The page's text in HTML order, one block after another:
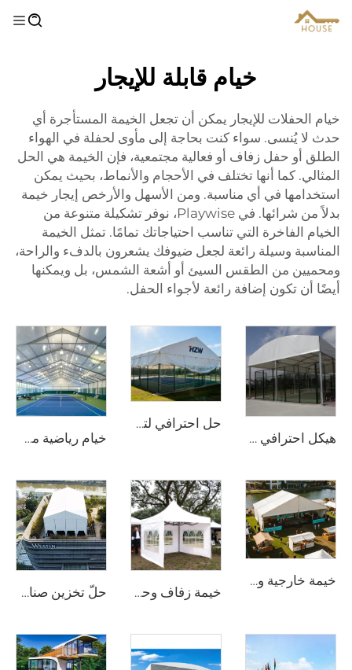
خيام قابلة للإيجار
خيام الحفلات للإيجار يمكن أن تجعل الخيمة المستأجرة أي
حدث لا يُنسى. سواء كنت بحاجة إلى مأوى لحفلة في الهواء
الطلق أو حفل زفاف أو فعالية مجتمعية، فإن الخيمة هي الحل
المثالي. كما أنها تختلف في الأحجام والأنماط، بحيث يمكن
استخدامها في أي مناسبة. ومن الأسهل والأرخص إيجار خيمة
بدلاً من شرائها. في Playwise، نوفر تشكيلة متنوعة من
الخيام الفاخرة التي تناسب احتياجاتك تمامًا. تمثل الخيمة
المناسبة وسيلة رائعة لجعل ضيوفك يشعرون بالدفء والراحة،
ومحميين من الطقس السيئ أو أشعة الشمس، بل ويمكنها
أيضًا أن تكون إضافة رائعة لأجواء الحفل.
هيكل احترافي لملاعب البادل المصنوع من الفولاذ والزجاج | غطاء خيمة رياضية خارجية مقاوم للماء مع غطاء ظلٍّ لمشاريع مرافق التنس
حل احترافي لتغطية ملاعب الرياضة | غطاء صناعي من الألومنيوم لملاعب المنافسات
خيام رياضية مخصصة الحجم وبسعر المصنع | هيكل ألمنيوم للقاعة الرياضية لرياضة البدمinton قابل للتجميع السريع لمواقع تجارية
خيمة خارجية وحدوية ذات نطاق واضح | حلّ هيكل حدث دائم أو مؤقت
خيمة زفاف وحدوية ذات نطاق واضح | خيمة حدث فاخرة مقاومة للماء مصنوعة من البولي فينيل كلورايد (PVC) لتجمعات كبيرة حلّ تخزين صناعي وحدوي | مأوى بنائي قابل للتجميع السريع ومستودع مؤقت